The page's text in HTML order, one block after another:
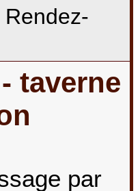
Rendez-
taverne
par